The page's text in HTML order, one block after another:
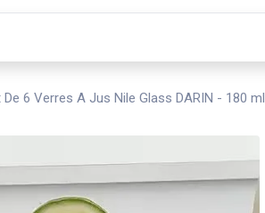
6 Verres A Jus Nile Glass DARIN - 180 ml